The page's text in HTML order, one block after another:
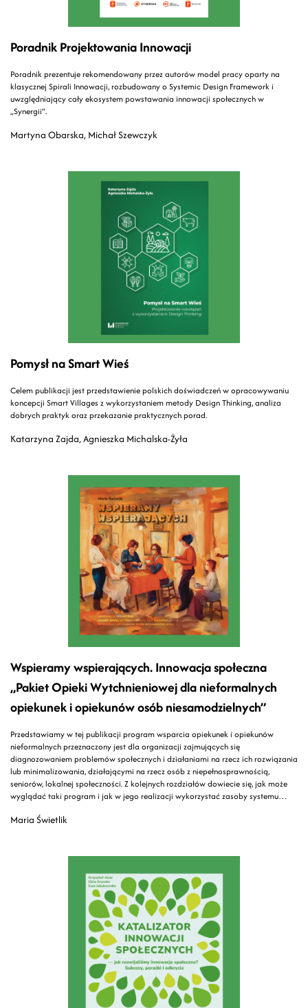
Martyna Obarska, Michał Szewczyk
Poradnik Projektowania Innowacji
Poradnik prezentuje rekomendowany przez autorów model pracy oparty na
klasycznej Spirali Innowacji, rozbudowany o Systemic Design Framework i
uwzględniający cały ekosystem powstawania innowacji społecznych w
„Synergii”.
Katarzyna Zajda, Agnieszka Michalska-Żyła
Pomysł na Smart Wieś
Celem publikacji jest przedstawienie polskich doświadczeń w opracowywaniu
koncepcji Smart Villages z wykorzystaniem metody Design Thinking, analiza
dobrych praktyk oraz przekazanie praktycznych porad.
Maria Świetlik
Wspieramy wspierających. Innowacja społeczna
„Pakiet Opieki Wytchnieniowej dla nieformalnych
opiekunek i opiekunów osób niesamodzielnych”
Przedstawiamy w tej publikacji program wsparcia opiekunek i opiekunów
nieformalnych przeznaczony jest dla organizacji zajmujących się
diagnozowaniem problemów społecznych i działaniami na rzecz ich rozwiązania
lub minimalizowania, działającymi na rzecz osób z niepełnosprawnością,
seniorów, lokalnej społeczności. Z kolejnych rozdziałów dowiecie się, jak może
wyglądać taki program i jak w jego realizacji wykorzystać zasoby systemu